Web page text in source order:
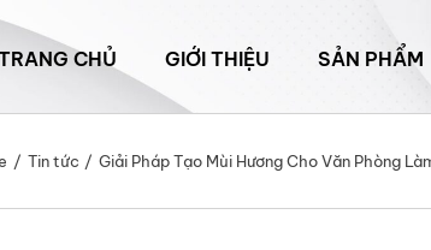
CHỦ GIỚI THIỆU SẢN PHẨM
Tin tức Giải Pháp Tạo Mùi Hương Cho Văn Phòng